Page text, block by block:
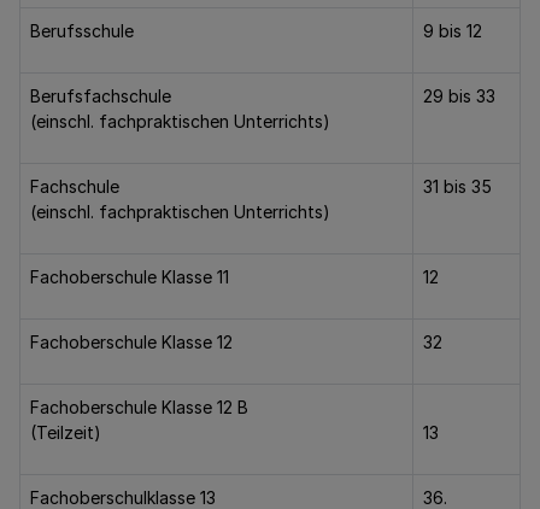
Berufsschule 9 bis 12
Berufsfachschule
(einschl. fachpraktischen Unterrichts)
29 bis 33
Fachschule
(einschl. fachpraktischen Unterrichts)
31 bis 35
Fachoberschule Klasse 11 12
Fachoberschule Klasse 12 32
Fachoberschule Klasse 12 B
(Teilzeit)
13
Fachoberschulklasse 13 36.